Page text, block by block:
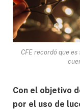
CFE recordó que
Con el objetivo
por el uso de